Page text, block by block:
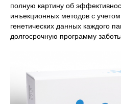
полную картину об
инъекционных методов с
генетических данных каждого
долгосрочную программу